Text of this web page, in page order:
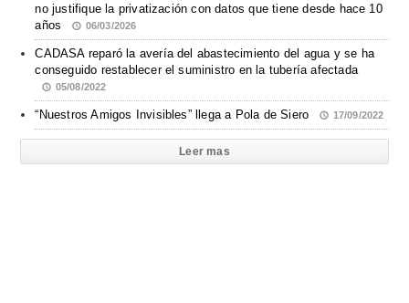
no justifique la privatización con datos que tiene desde hace 10
años
06/03/2026
CADASA reparó la avería del abastecimiento del agua y se ha
conseguido restablecer el suministro en la tubería afectada
05/08/2022
“Nuestros Amigos Invisibles” llega a Pola de Siero 17/09/2022
Leer mas